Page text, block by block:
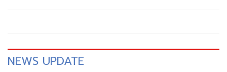
NEWS UPDATE